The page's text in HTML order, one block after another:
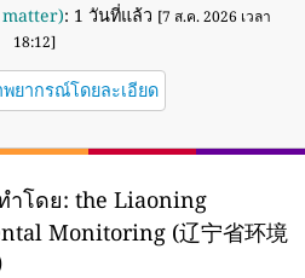
: 1 วันที่แล้ว [7 ส.ค. 2026 เวลา
18:12]
ยากรณ์โดยละเอียด
ำโดย: the Liaoning
Monitoring (辽宁省环境